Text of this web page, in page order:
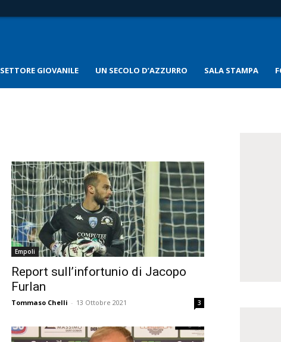
SETTORE GIOVANILE UN SECOLO D’AZZURRO SALA STAMPA
Empoli
Report sull’infortunio di Jacopo
Furlan
Tommaso Chelli - 13 Ottobre 2021 3